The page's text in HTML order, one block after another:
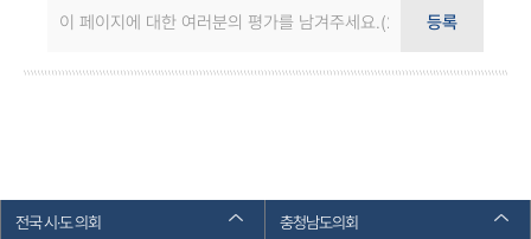
등록
전국 시·도 의회 충청남도의회